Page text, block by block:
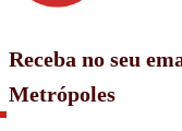
Receba no seu
Metrópoles